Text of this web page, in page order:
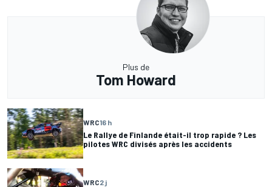
Plus de
Tom Howard
WRC16 h
Le Rallye de Finlande était-il trop rapide ? Les
pilotes WRC divisés après les accidents
WRC2 j